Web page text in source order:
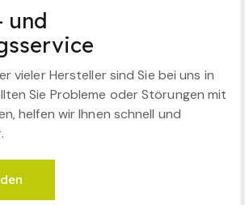
und
vieler Hersteller sind Sie bei uns in
Sie Probleme oder Störungen mit
helfen wir Ihnen schnell und